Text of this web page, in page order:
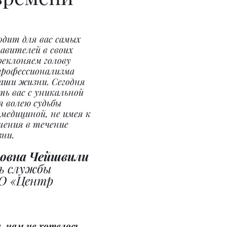
для вас самых
в своих
голову
жизни. Сегодня
ваc с уникальной
судьбы
медициной, не имея к
в течение
Чейшвили
службы
«Центр